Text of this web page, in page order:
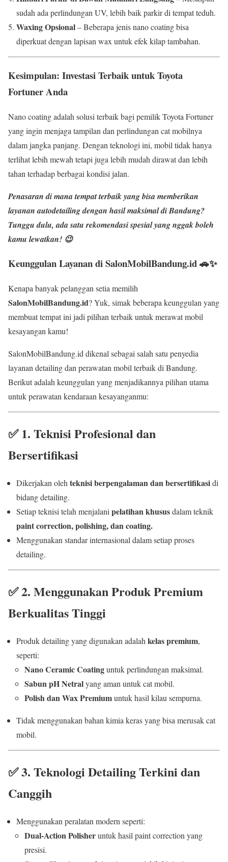
sudah ada perlindungan UV, lebih baik parkir di tempat teduh.
Waxing Opsional– Beberapa jenis nano coating bisa
diperkuat dengan lapisan wax untuk efek kilap tambahan.
Kesimpulan: Investasi Terbaik untuk Toyota
Fortuner Anda
Nano coating adalah solusi terbaik bagi pemilik Toyota Fortuner
yang ingin menjaga tampilan dan perlindungan cat mobilnya
dalam jangka panjang. Dengan teknologi ini, mobil tidak hanya
terlihat lebih mewah tetapi juga lebih mudah dirawat dan lebih
tahan terhadap berbagai kondisi jalan.
Penasaran di mana tempat terbaik yang bisa memberikan
layananautodetailing dengan hasil maksimaldi Bandung?
Tunggu dulu, ada satu rekomendasi spesial yang nggak boleh
kamu lewatkan! 😉
Keunggulan Layanan di SalonMobilBandung.id 🚗✨
Kenapa banyak pelanggan setia memilih
SalonMobilBandung.id? Yuk, simak beberapa keunggulan yang
membuat tempat ini jadi pilihan terbaik untuk merawat mobil
kesayangan kamu!
SalonMobilBandung.id dikenal sebagai salah satu penyedia
layanan detailing dan perawatan mobil terbaik di Bandung.
Berikut adalah keunggulan yang menjadikannya pilihan utama
untuk perawatan kendaraan kesayanganmu:
✅1. Teknisi Profesional dan
Bersertifikasi
Dikerjakan oleh teknisi berpengalaman dan bersertifikasidi
bidang detailing.
Setiap teknisi telah menjalani pelatihan khususdalam teknik
paint correction, polishing, dan coating.
Menggunakan standar internasional dalam setiap proses
detailing.
✅2. Menggunakan Produk Premium
Berkualitas Tinggi
Produk detailing yang digunakan adalah kelas premium,
seperti:
Nano Ceramic Coatinguntuk perlindungan maksimal.
Sabun pH Netralyang aman untuk cat mobil.
Polish dan Wax Premiumuntuk hasil kilau sempurna.
Tidak menggunakan bahan kimia keras yang bisa merusak cat
mobil.
✅3. Teknologi Detailing Terkini dan
Canggih
Menggunakan peralatan modern seperti:
Dual-Action Polisheruntuk hasil paint correction yang
presisi.